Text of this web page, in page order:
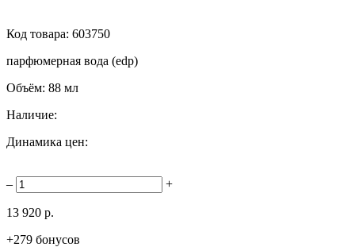
Код товара: 603750
парфюмерная вода (edp)
Объём: 88 мл
Наличие:
Динамика цен:
– +
13 920 р.
+279 бонусов